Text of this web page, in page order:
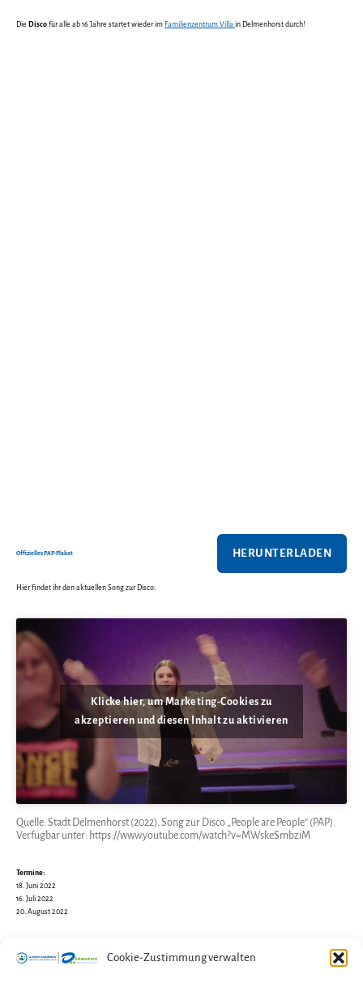
Cookie-Zustimmung verwalten
Die Disco für alle ab 16 Jahre startet wieder im Familienzentrum Villa in Delmenhorst durch!
Offizielles PAP-Plakat HERUNTERLADEN
Hier findet ihr den aktuellen Song zur Disco:
Klicke hier, um Marketing-Cookies zu
akzeptieren und diesen Inhalt zu aktivieren
Quelle: Stadt Delmenhorst (2022). Song zur Disco „People are People“ (PAP).
Verfügbar unter: https://www.youtube.com/watch?v=MWskeSmbziM
Termine:
18. Juni 2022
16. Juli 2022
20. August 2022